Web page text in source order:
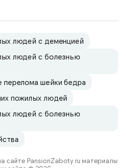
людей с деменцией
людей с болезнью
перелома шейки бедра
пожилых людей
людей с болезнью
сайте PansionZaboty.ru материалы